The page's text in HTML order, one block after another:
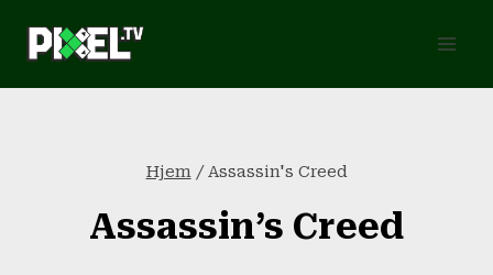
Hjem / Assassin's Creed
Assassin’s Creed